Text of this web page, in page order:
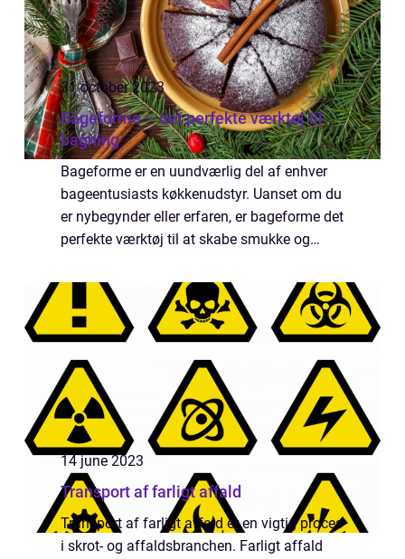
31 october 2023
Bageforme – det perfekte værktøj til
bagning
Bageforme er en uundværlig del af enhver
bageentusiasts køkkenudstyr. Uanset om du
er nybegynder eller erfaren, er bageforme det
perfekte værktøj til at skabe smukke og
mere. I denne artikel vil vi derfor udfo...
14 june 2023
Transport af farligt affald
Transport af farligt affald er en vigtig proces
i skrot- og affaldsbranchen. Farligt affald